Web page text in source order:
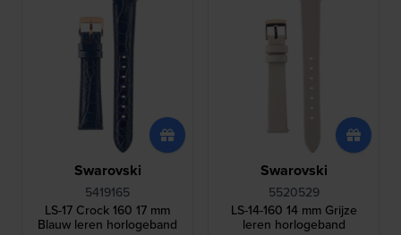
Swarovski
5419165
LS-17 Crock 160 17 mm
Blauw leren horlogeband
Swarovski
5520529
LS-14-160 14 mm Grijze
leren horlogeband